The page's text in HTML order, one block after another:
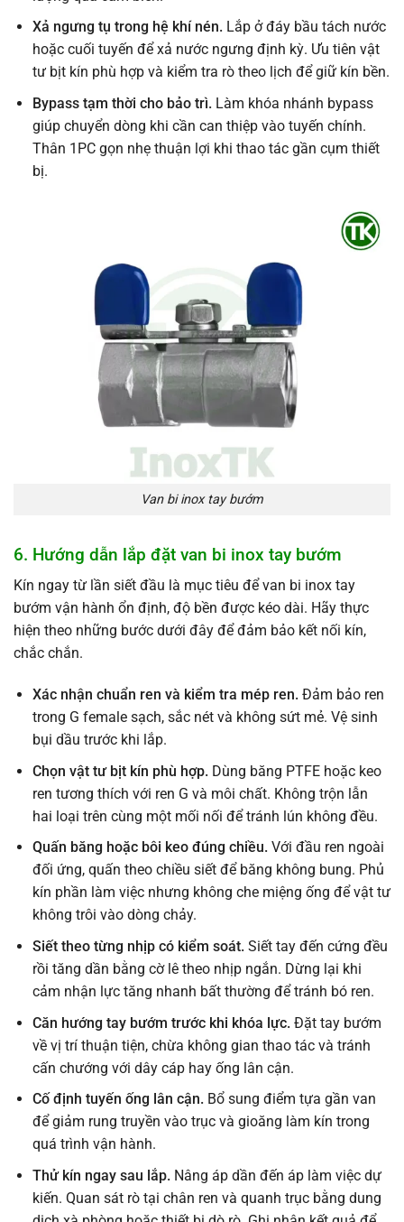
Xả ngưng tụ trong hệ khí nén.Lắp ở đáy bầu tách nước
hoặc cuối tuyến để xả nước ngưng định kỳ. Ưu tiên vật
tư bịt kín phù hợp và kiểm tra rò theo lịch để giữ kín bền.
Bypass tạm thời cho bảo trì.Làm khóa nhánh bypass
giúp chuyển dòng khi cần can thiệp vào tuyến chính.
Thân 1PC gọn nhẹ thuận lợi khi thao tác gần cụm thiết
bị.
Van bi inox tay bướm
6. Hướng dẫn lắp đặt van bi inox tay bướm
Kín ngay từ lần siết đầu là mục tiêu để van bi inox tay
bướm vận hành ổn định, độ bền được kéo dài. Hãy thực
hiện theo những bước dưới đây để đảm bảo kết nối kín,
chắc chắn.
Xác nhận chuẩn ren và kiểm tra mép ren.Đảm bảo ren
trong G female sạch, sắc nét và không sứt mẻ. Vệ sinh
bụi dầu trước khi lắp.
Chọn vật tư bịt kín phù hợp.Dùng băng PTFE hoặc keo
ren tương thích với ren G và môi chất. Không trộn lẫn
hai loại trên cùng một mối nối để tránh lún không đều.
Quấn băng hoặc bôi keo đúng chiều.Với đầu ren ngoài
đối ứng, quấn theo chiều siết để băng không bung. Phủ
kín phần làm việc nhưng không che miệng ống để vật tư
không trôi vào dòng chảy.
Siết theo từng nhịp có kiểm soát.Siết tay đến cứng đều
rồi tăng dần bằng cờ lê theo nhịp ngắn. Dừng lại khi
cảm nhận lực tăng nhanh bất thường để tránh bó ren.
Căn hướng tay bướm trước khi khóa lực.Đặt tay bướm
về vị trí thuận tiện, chừa không gian thao tác và tránh
cấn chướng với dây cáp hay ống lân cận.
Cố định tuyến ống lân cận.Bổ sung điểm tựa gần van
để giảm rung truyền vào trục và gioăng làm kín trong
quá trình vận hành.
Thử kín ngay sau lắp.Nâng áp dần đến áp làm việc dự
kiến. Quan sát rò tại chân ren và quanh trục bằng dung